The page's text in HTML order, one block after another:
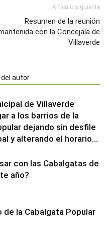
Artículo siguiente
Resumen de la reunión
con la Concejala de
Villaverde
del autor
de Villaverde
a los barrios de la
dejando sin desfile
y alterando el horario...
con las Cabalgatas de
año?
de la Cabalgata Popular